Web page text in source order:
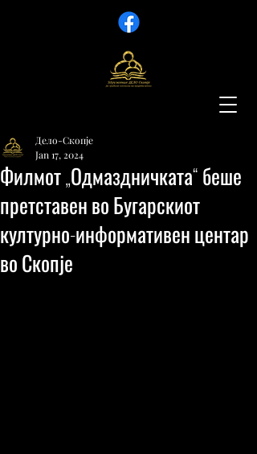
Филмот „Одмаздничката“ беше
претставен во Бугарскиот
културно-информативен центар
во Скопје
Дело-Скопје
Jan 17, 2024